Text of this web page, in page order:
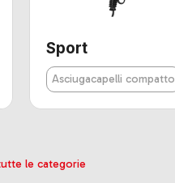
Sport
Asciugacapelli compatto
le categorie